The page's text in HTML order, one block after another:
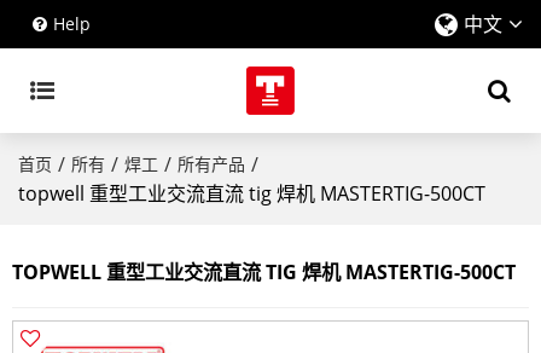
Help 中文
首页 / 所有 / 焊工 / 所有产品 /
topwell 重型工业交流直流 tig 焊机 MASTERTIG-500CT
TOPWELL 重型工业交流直流 TIG 焊机 MASTERTIG-500CT